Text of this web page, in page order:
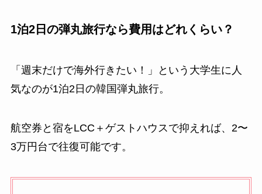
1泊2日の弾丸旅行なら費用はどれくらい？
「週末だけで海外行きたい！」という大学生に人
気なのが1泊2日の韓国弾丸旅行。
航空券と宿をLCC＋ゲストハウスで抑えれば、2〜
3万円台で往復可能です。